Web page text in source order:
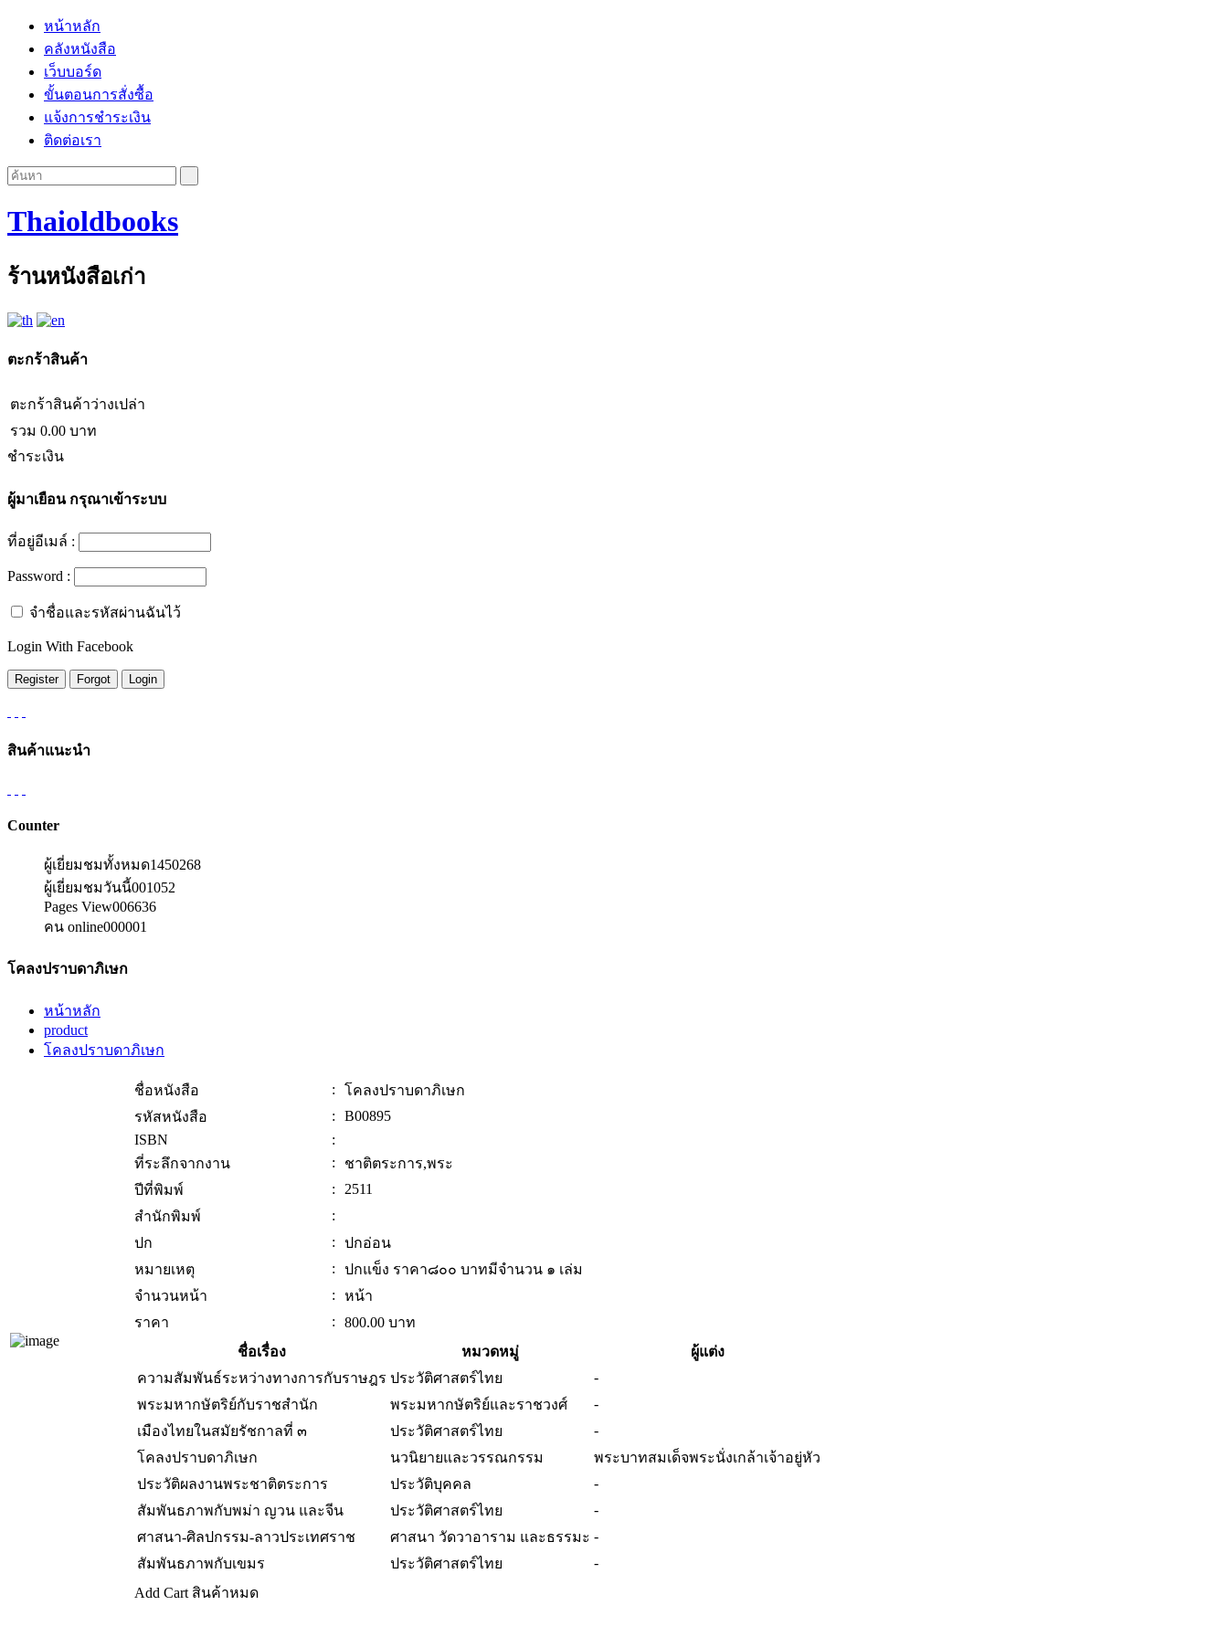
หน้าหลัก
คลังหนังสือ
เว็บบอร์ด
ขั้นตอนการสั่งซื้อ
แจ้งการชำระเงิน
ติดต่อเรา
Thaioldbooks
ร้านหนังสือเก่า
ตะกร้าสินค้า
ตะกร้าสินค้าว่างเปล่า
รวม 0.00 บาท
ชำระเงิน
ผู้มาเยือนกรุณาเข้าระบบ
ที่อยู่อีเมล์ :
Password :
จำชื่อและรหัสผ่านฉันไว้
Login With Facebook
สินค้าแนะนำ
Counter
ผู้เยี่ยมชมทั้งหมด1450268
ผู้เยี่ยมชมวันนี้001052
Pages View006636
คน online000001
โคลงปราบดาภิเษก
หน้าหลัก
product
โคลงปราบดาภิเษก
ชื่อหนังสือ :
โคลงปราบดาภิเษก
รหัสหนังสือ
:
B00895
ISBN
:
ที่ระลึกจากงาน
:
ชาติตระการ,พระ
ปีที่พิมพ์
:
2511
สำนักพิมพ์
:
ปก
:
ปกอ่อน
หมายเหตุ
:
ปกแข็ง ราคา๘๐๐ บาทมีจำนวน ๑ เล่ม
จำนวนหน้า
:
หน้า
ราคา
: 800.00 บาท
ชื่อเรื่อง
หมวดหมู่
ผู้แต่ง
ความสัมพันธ์ระหว่างทางการกับราษฎร ประวัติศาสตร์ไทย
-
พระมหากษัตริย์กับราชสำนัก
พระมหากษัตริย์และราชวงศ์
-
เมืองไทยในสมัยรัชกาลที่ ๓
ประวัติศาสตร์ไทย
-
โคลงปราบดาภิเษก
นวนิยายและวรรณกรรม
พระบาทสมเด็จพระนั่งเกล้าเจ้าอยู่หัว
ประวัติผลงานพระชาติตระการ
ประวัติบุคคล
-
สัมพันธภาพกับพม่า ญวน และจีน
ประวัติศาสตร์ไทย
-
ศาสนา-ศิลปกรรม-ลาวประเทศราช
ศาสนา วัดวาอาราม และธรรมะ -
สัมพันธภาพกับเขมร
ประวัติศาสตร์ไทย
-
Add Cart สินค้าหมด